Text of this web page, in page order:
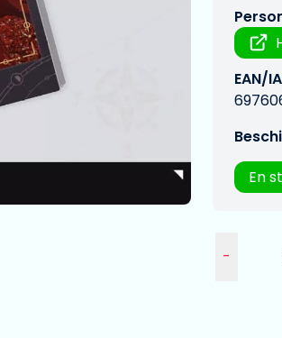
EAN/
En
-